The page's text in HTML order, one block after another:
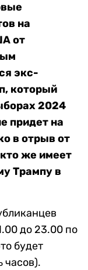
на
от
экс-
который
2024
придет на
в отрыв от
же имеет
Трампу в
до 23.00 по
будет
часов).